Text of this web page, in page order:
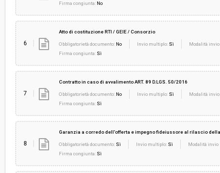
Firma congiunta: No
6
Atto di costituzione RTI / GEIE / Consorzio
Obbligatorietà documento: No Invio multiplo: Sì
Modalità
Firma congiunta: Sì
7
Contratto in caso di avvalimento ART. 89 D.LGS. 50/2016
Obbligatorietà documento: No Invio multiplo: Sì
Modalità
Firma congiunta: Sì
8
Garanzia a corredo dell'offerta e impegno fideiussore al rilascio
Obbligatorietà documento: Sì Invio multiplo: Sì
Modalità invio
Firma congiunta: Sì